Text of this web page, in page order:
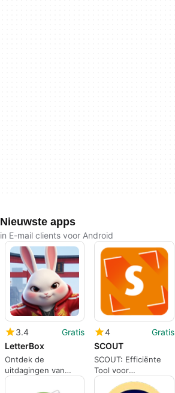
Nieuwste apps
in E-mail clients voor Android
3.4
Gratis
LetterBox
Ontdek de
uitdagingen van
LetterBox
4
Gratis
SCOUT
SCOUT: Efficiënte
Tool voor
Terreinobservaties